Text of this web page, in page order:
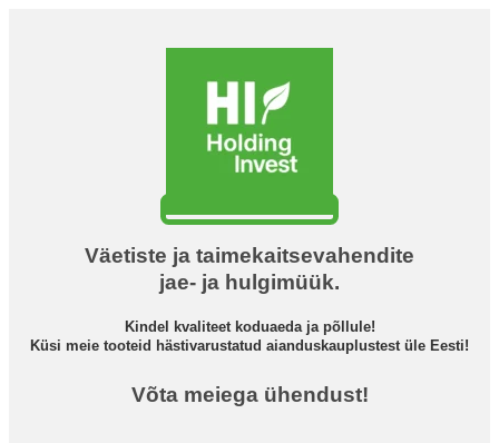
Väetiste ja taimekaitsevahendite
jae- ja hulgimüük.
Kindel kvaliteet koduaeda ja põllule!
Küsi meie tooteid hästivarustatud aianduskauplustest üle Eesti!
Võta meiega ühendust!